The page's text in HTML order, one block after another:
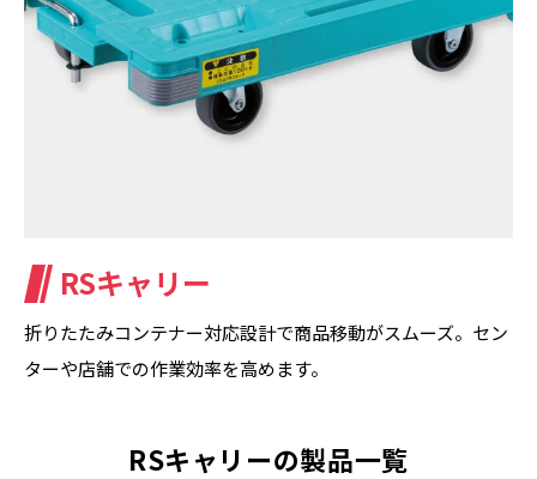
RSキャリー
折りたたみコンテナー対応設計で商品移動がスムーズ。セン
ターや店舗での作業効率を高めます。
RSキャリーの製品一覧